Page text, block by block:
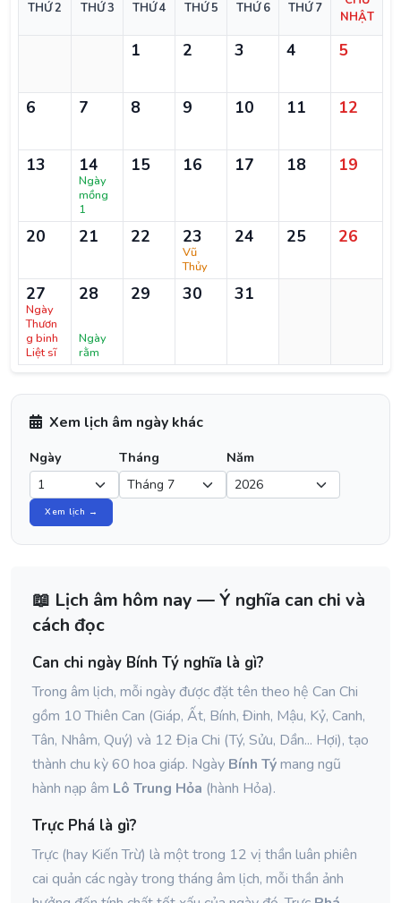
THỨ 2 THỨ 3 THỨ 4 THỨ 5 THỨ 6 THỨ 7
NHẬT
1 2 3 4 5
6 7 8 9 10 11 12
13 14
Ngày
mồng
1
15 16 17 18 19
20 21 22 23
Vũ
Thủy
24 25 26
27
Ngày
Thươn
g binh
Liệt sĩ
28
Ngày
rằm
29 30 31
Xem lịch âm ngày khác
Ngày Tháng Năm
Xem lịch →
📖 Lịch âm hôm nay — Ý nghĩa can chi và
cách đọc
Can chi ngày Bính Tý nghĩa là gì?
Trong âm lịch, mỗi ngày được đặt tên theo hệ Can Chi
gồm 10 Thiên Can (Giáp, Ất, Bính, Đinh, Mậu, Kỷ, Canh,
Tân, Nhâm, Quý) và 12 Địa Chi (Tý, Sửu, Dần... Hợi), tạo
thành chu kỳ 60 hoa giáp. Ngày Bính Týmang ngũ
hành nạp âm Lô Trung Hỏa (hành Hỏa).
Trực Phá là gì?
Trực (hay Kiến Trừ) là một trong 12 vị thần luân phiên
cai quản các ngày trong tháng âm lịch, mỗi thần ảnh